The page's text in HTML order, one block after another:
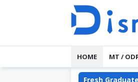
HOME MT /
Fresh